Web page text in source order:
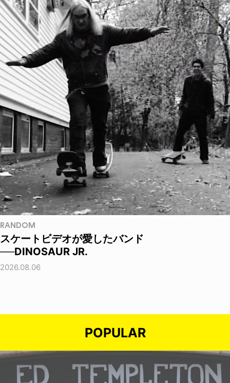
RANDOM
スケートビデオが愛したバンド
──DINOSAUR JR.
2026.08.06
POPULAR